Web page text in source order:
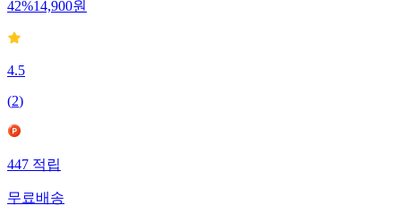
42%14,900원
4.5
(2)
447적립
무료배송